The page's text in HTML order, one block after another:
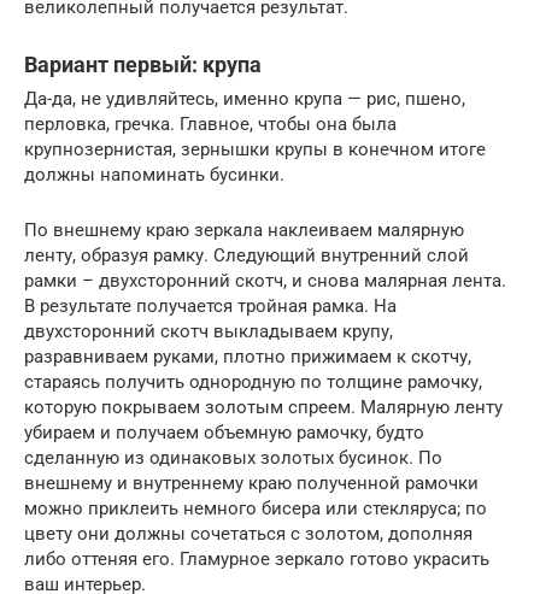
великолепный получается результат.
Вариант первый: крупа
Да-да, не удивляйтесь, именно крупа — рис, пшено,
перловка, гречка. Главное, чтобы она была
крупнозернистая, зернышки крупы в конечном итоге
должны напоминать бусинки.
По внешнему краю зеркала наклеиваем малярную
ленту, образуя рамку. Следующий внутренний слой
рамки – двухсторонний скотч, и снова малярная лента.
В результате получается тройная рамка. На
двухсторонний скотч выкладываем крупу,
разравниваем руками, плотно прижимаем к скотчу,
стараясь получить однородную по толщине рамочку,
которую покрываем золотым спреем. Малярную ленту
убираем и получаем объемную рамочку, будто
сделанную из одинаковых золотых бусинок. По
внешнему и внутреннему краю полученной рамочки
можно приклеить немного бисера или стекляруса; по
цвету они должны сочетаться с золотом, дополняя
либо оттеняя его. Гламурное зеркало готово украсить
ваш интерьер.